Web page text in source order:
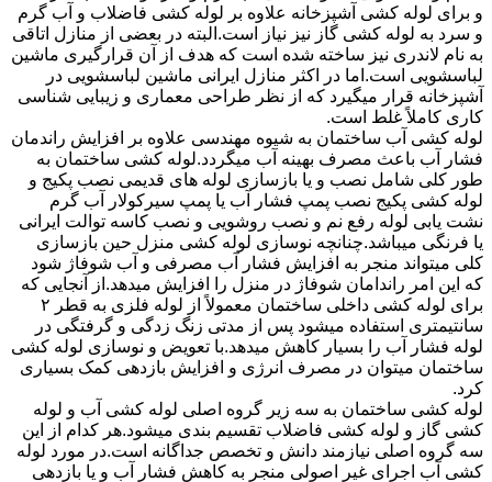
و برای لوله کشی آشپزخانه علاوه بر لوله کشی فاضلاب و آب گرم
و سرد به لوله کشی گاز نیز نیاز است.البته در بعضی از منازل اتاقی
به نام لاندری نیز ساخته شده است که هدف از آن قرارگیری ماشین
لباسشویی است.اما در اکثر منازل ایرانی ماشین لباسشویی در
آشپزخانه قرار میگیرد که از نظر طراحی معماری و زیبایی شناسی
کاری کاملاً غلط است.
لوله کشی آب ساختمان به شیوه مهندسی علاوه بر افزایش راندمان
فشار آب باعث مصرف بهینه آب میگردد.لوله کشی ساختمان به
طور کلی شامل نصب و یا بازسازی لوله های قدیمی نصب پکیج و
لوله کشی پکیج نصب پمپ فشار آب یا پمپ سیرکولار آب گرم
نشت یابی لوله رفع نم و نصب روشویی و نصب کاسه توالت ایرانی
یا فرنگی میباشد.چنانچه نوسازی لوله کشی منزل حین بازسازی
کلی میتواند منجر به افزایش فشار آب مصرفی و آب شوفاژ شود
که این امر راندامان شوفاژ در منزل را افزایش میدهد.از آنجایی که
برای لوله کشی داخلی ساختمان معمولاً از لوله فلزی به قطر ۲
سانتیمتری استفاده میشود پس از مدتی زنگ زدگی و گرفتگی در
لوله فشار آب را بسیار کاهش میدهد.با تعویض و نوسازی لوله کشی
ساختمان میتوان در مصرف انرژی و افزایش بازدهی کمک بسیاری
کرد.
لوله کشی ساختمان به سه زیر گروه اصلی لوله کشی آب و لوله
کشی گاز و لوله کشی فاضلاب تقسیم بندی میشود.هر کدام از این
سه گروه اصلی نیازمند دانش و تخصص جداگانه است.در مورد لوله
کشی آب اجرای غیر اصولی منجر به کاهش فشار آب و یا بازدهی